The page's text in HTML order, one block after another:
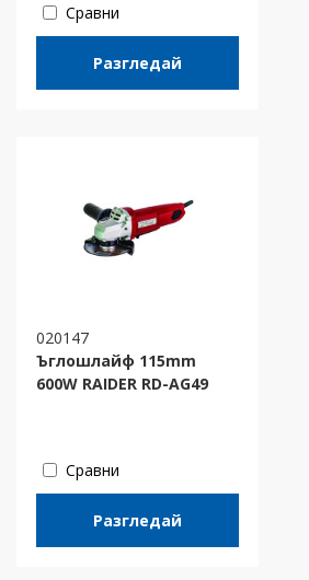
Сравни
Разгледай
020147
Ъглошлайф 115mm
600W RAIDER RD-AG49
Сравни
Разгледай